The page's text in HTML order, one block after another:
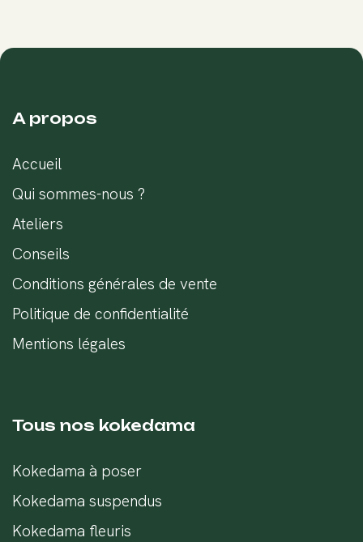
A propos
Accueil
Qui sommes-nous ?
Ateliers
Conseils
Conditions générales de vente
Politique de confidentialité
Mentions légales
Tous nos kokedama
Kokedama à poser
Kokedama suspendus
Kokedama fleuris